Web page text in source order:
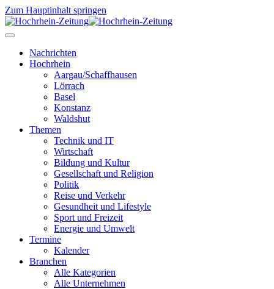
Zum Hauptinhalt springen
Nachrichten
Hochrhein
Aargau/Schaffhausen
Lörrach
Basel
Konstanz
Waldshut
Themen
Technik und IT
Wirtschaft
Bildung und Kultur
Gesellschaft und Religion
Politik
Reise und Verkehr
Gesundheit und Lifestyle
Sport und Freizeit
Energie und Umwelt
Termine
Kalender
Branchen
Alle Kategorien
Alle Unternehmen